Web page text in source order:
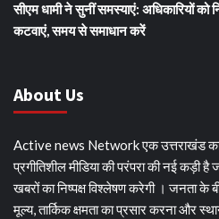
सीएम धामी ने सुनीं समस्याएं: अधिकारियों को
कटवाएं, समय से समाधान करें
About Us
Active news Network एक उत्तराखंड का
प्रगीतिशील मीडिया की परंपरा की नई कड़ी
खबरों का निष्पक्ष विश्लेषण करेगी । जनता के
मूल्य, तार्किक क्षमता का प्रसार करना और